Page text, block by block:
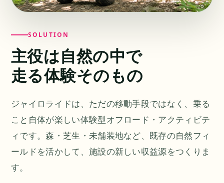
SOLUTION
主役は自然の中で
走る体験そのもの
ジャイロライドは、ただの移動手段ではなく、乗る
こと自体が楽しい体験型オフロード・アクティビテ
ィです。森・芝生・未舗装地など、既存の自然フィ
ールドを活かして、施設の新しい収益源をつくりま
す。